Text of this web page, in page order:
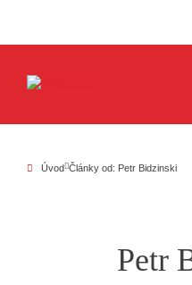
Úvod Články od: Petr Bidzinski
Petr